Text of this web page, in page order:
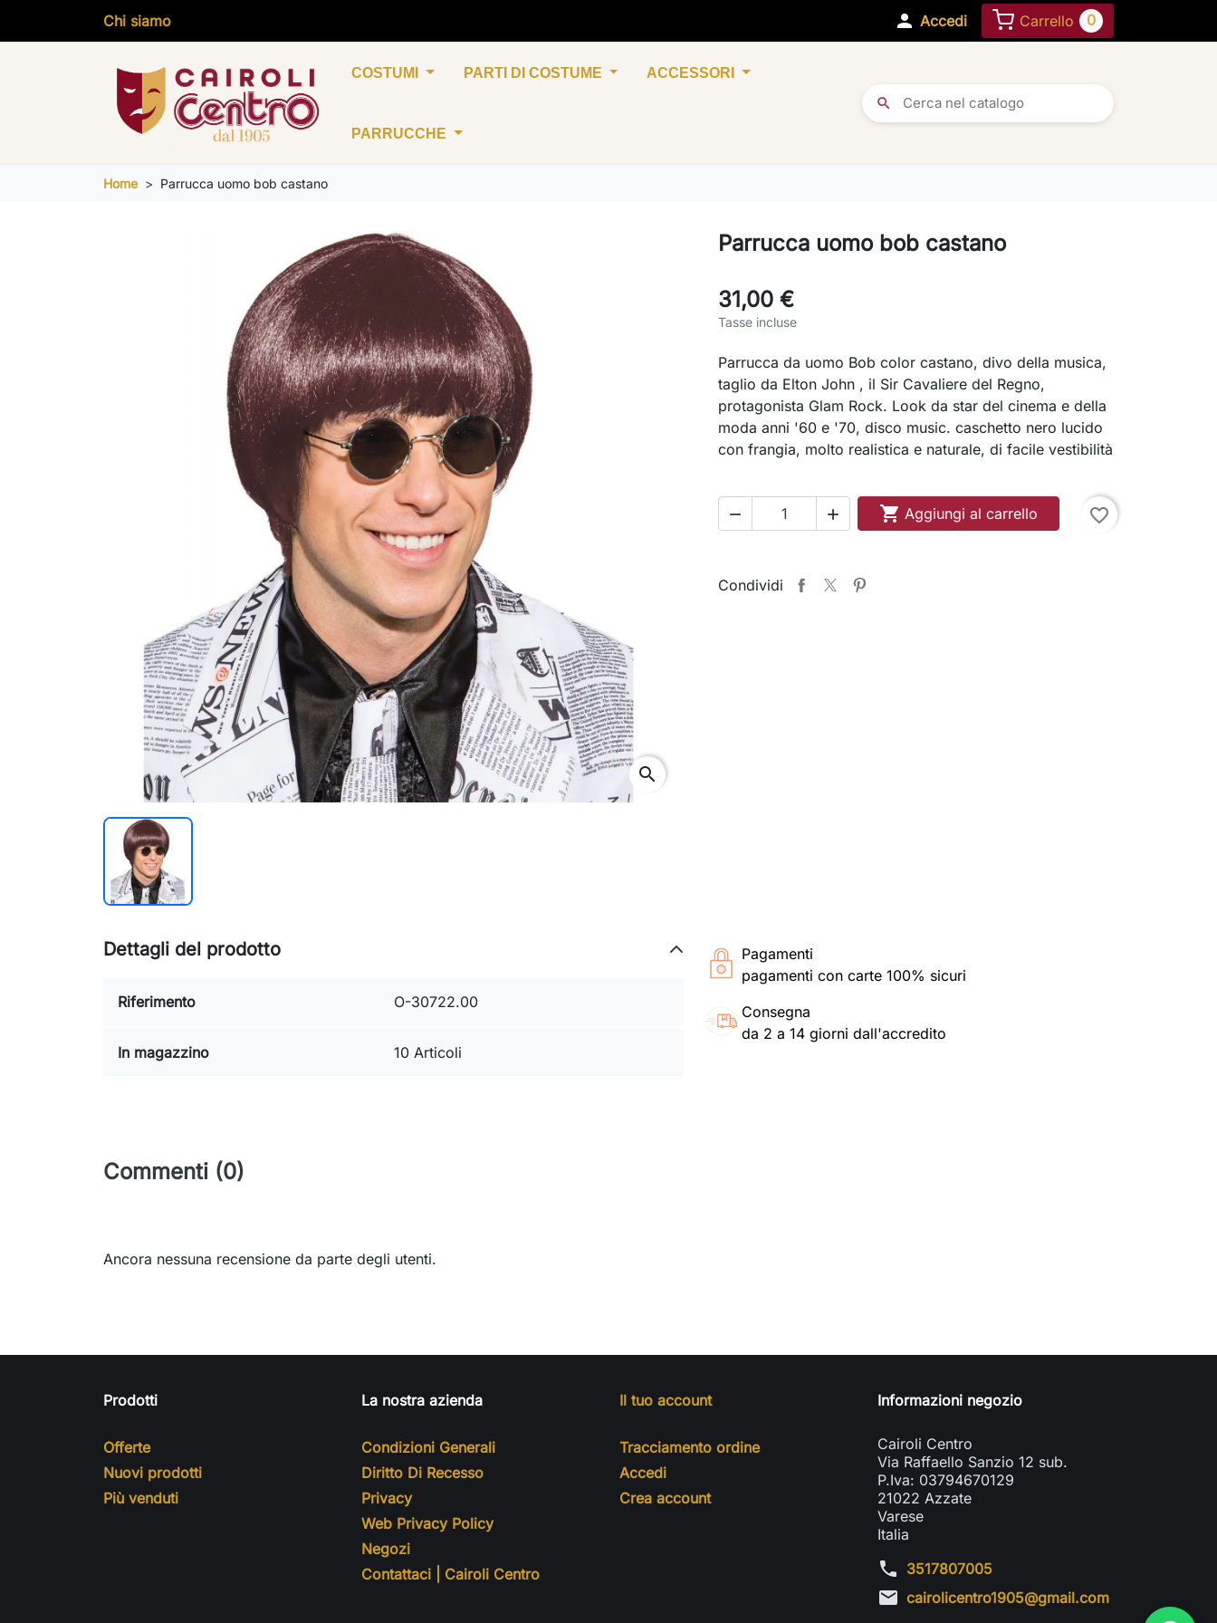
Chi siamo  Accedi Carrello 0
COSTUMI PARTI DI COSTUME ACCESSORI
PARRUCCHE
search
Home Parrucca uomo bob castano
search
Parrucca uomo bob castano
31,00 €
Tasse incluse
Parrucca da uomo Bob color castano, divo della musica,
taglio da Elton John , il Sir Cavaliere del Regno,
protagonista Glam Rock. Look da star del cinema e della
moda anni '60 e '70, disco music. caschetto nero lucido
con frangia, molto realistica e naturale, di facile vestibilità
   Aggiungi al carrello favorite_border
Condividi
Pagamenti
pagamenti con carte 100% sicuri
Consegna
da 2 a 14 giorni dall'accredito
Dettagli del prodotto
Riferimento O-30722.00
In magazzino 10 Articoli
Commenti (0)
Ancora nessuna recensione da parte degli utenti.
Prodotti
Offerte
Nuovi prodotti
Più venduti
La nostra azienda
Condizioni Generali
Diritto Di Recesso
Privacy
Web Privacy Policy
Negozi
Contattaci | Cairoli Centro
Il tuo account
Tracciamento ordine
Accedi
Crea account
Informazioni negozio
Cairoli Centro
Via Raffaello Sanzio 12 sub.
P.Iva: 03794670129
21022 Azzate
Varese
Italia
phone 3517807005
mail cairolicentro1905@gmail.com